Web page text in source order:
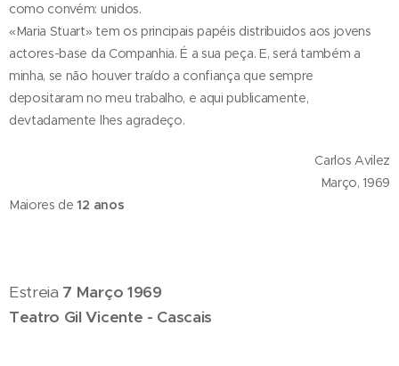
como convém: unidos.
«Maria Stuart» tem os principais papéis distribuidos aos jovens
actores-base da Companhia. É a sua peça. E, será também a
minha, se não houver traído a confiança que sempre
depositaram no meu trabalho, e aqui publicamente,
devtadamente lhes agradeço.
Carlos Avilez
Março, 1969
Maiores de 12 anos
Estreia 7 Março 1969
Teatro Gil Vicente - Cascais